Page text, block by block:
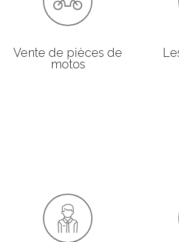
Vente de pièces de
motos